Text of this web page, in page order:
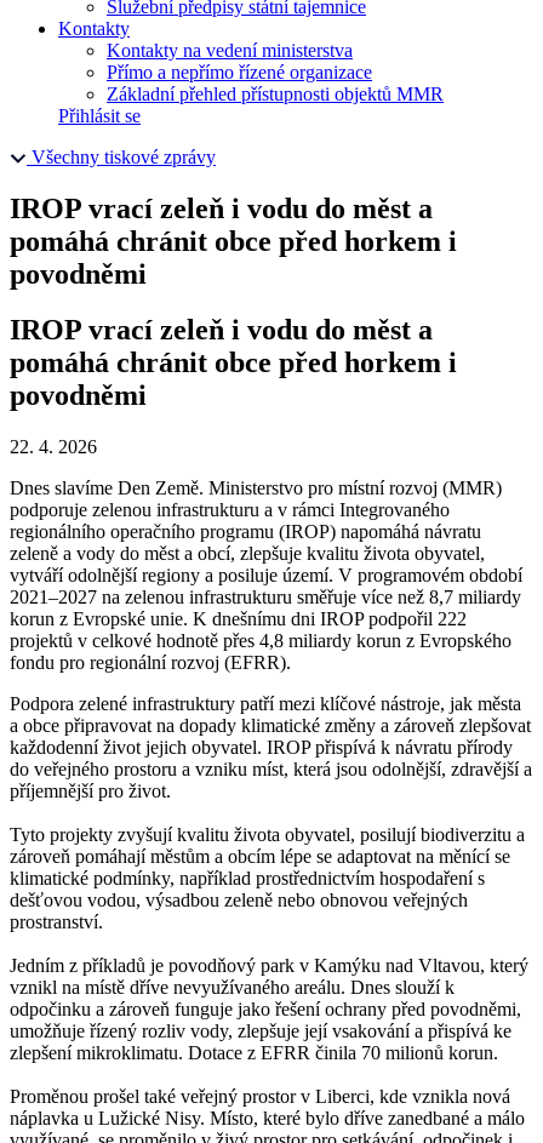
Služební předpisy státní tajemnice
Kontakty
Kontakty na vedení ministerstva
Přímo a nepřímo řízené organizace
Základní přehled přístupnosti objektů MMR
Přihlásit se
Všechny tiskové zprávy
IROP vrací zeleň i vodu do měst a
pomáhá chránit obce před horkem i
povodněmi
IROP vrací zeleň i vodu do měst a
pomáhá chránit obce před horkem i
povodněmi
22. 4. 2026
Dnes slavíme Den Země. Ministerstvo pro místní rozvoj (MMR)
podporuje zelenou infrastrukturu a v rámci Integrovaného
regionálního operačního programu (IROP) napomáhá návratu
zeleně a vody do měst a obcí, zlepšuje kvalitu života obyvatel,
vytváří odolnější regiony a posiluje území. V programovém období
2021–2027 na zelenou infrastrukturu směřuje více než 8,7 miliardy
korun z Evropské unie. K dnešnímu dni IROP podpořil 222
projektů v celkové hodnotě přes 4,8 miliardy korun z Evropského
fondu pro regionální rozvoj (EFRR).
Podpora zelené infrastruktury patří mezi klíčové nástroje, jak města
a obce připravovat na dopady klimatické změny a zároveň zlepšovat
každodenní život jejich obyvatel. IROP přispívá k návratu přírody
do veřejného prostoru a vzniku míst, která jsou odolnější, zdravější a
příjemnější pro život.
Tyto projekty zvyšují kvalitu života obyvatel, posilují biodiverzitu a
zároveň pomáhají městům a obcím lépe se adaptovat na měnící se
klimatické podmínky, například prostřednictvím hospodaření s
dešťovou vodou, výsadbou zeleně nebo obnovou veřejných
prostranství.
Jedním z příkladů je povodňový park v Kamýku nad Vltavou, který
vznikl na místě dříve nevyužívaného areálu. Dnes slouží k
odpočinku a zároveň funguje jako řešení ochrany před povodněmi,
umožňuje řízený rozliv vody, zlepšuje její vsakování a přispívá ke
zlepšení mikroklimatu. Dotace z EFRR činila 70 milionů korun.
Proměnou prošel také veřejný prostor v Liberci, kde vznikla nová
náplavka u Lužické Nisy. Místo, které bylo dříve zanedbané a málo